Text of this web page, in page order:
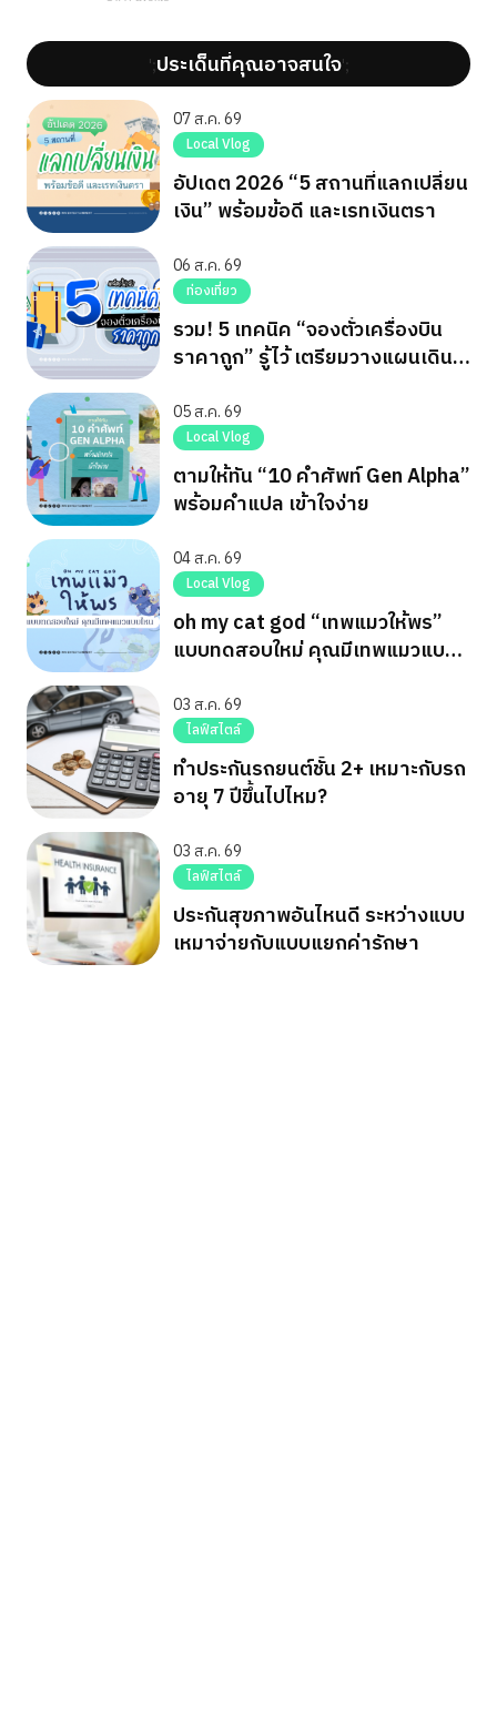
';ประเด็นที่คุณอาจสนใจ';
07 ส.ค. 69
Local Vlog
อัปเดต 2026 “5 สถานที่แลกเปลี่ยน
เงิน” พร้อมข้อดี และเรทเงินตรา
06 ส.ค. 69
ท่องเที่ยว
รวม! 5 เทคนิค “จองตั๋วเครื่องบิน
ราคาถูก” รู้ไว้ เตรียมวางแผนเดิน
05 ส.ค. 69
Local Vlog
ตามให้ทัน “10 คำศัพท์ Gen Alpha”
พร้อมคำแปล เข้าใจง่าย
04 ส.ค. 69
Local Vlog
oh my cat god “เทพแมวให้พร”
แบบทดสอบใหม่ คุณมีเทพแมวแบบ
03 ส.ค. 69
ไลฟ์สไตล์
ทำประกันรถยนต์ชั้น 2+ เหมาะกับรถ
อายุ 7 ปีขึ้นไปไหม?
03 ส.ค. 69
ไลฟ์สไตล์
ประกันสุขภาพอันไหนดี ระหว่างแบบ
เหมาจ่ายกับแบบแยกค่ารักษา